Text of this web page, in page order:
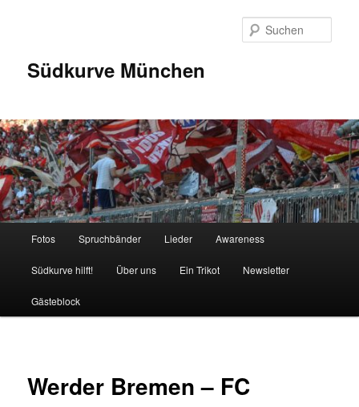
Südkurve München
Fotos Spruchbänder Lieder Awareness
Südkurve hilft! Über uns Ein Trikot Newsletter
Gästeblock
Werder Bremen – FC